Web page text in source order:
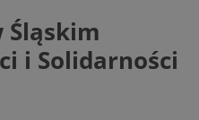
Śląskim
i Solidarności